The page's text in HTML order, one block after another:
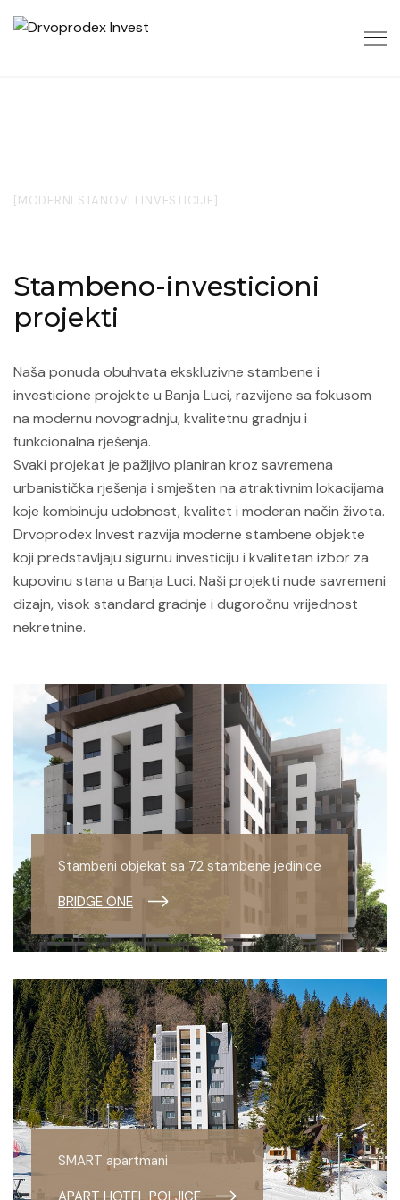
[MODERNI STANOVI I INVESTICIJE]
Stambeno-investicioni
projekti
Naša ponuda obuhvata ekskluzivne stambene i
investicione projekte u Banja Luci, razvijene sa fokusom
na modernu novogradnju, kvalitetnu gradnju i
funkcionalna rješenja.
Svaki projekat je pažljivo planiran kroz savremena
urbanistička rješenja i smješten na atraktivnim lokacijama
koje kombinuju udobnost, kvalitet i moderan način života.
Drvoprodex Invest razvija moderne stambene objekte
koji predstavljaju sigurnu investiciju i kvalitetan izbor za
kupovinu stana u Banja Luci. Naši projekti nude savremeni
dizajn, visok standard gradnje i dugoročnu vrijednost
nekretnine.
Stambeni
objekat sa
stambene
FAMILY
Stambeni objekat sa 72 stambene jedinice
BRIDGE ONE
Luksuzni
stanovi u
centru
Banja Luke
SMART apartmani
APART HOTEL POLJICE